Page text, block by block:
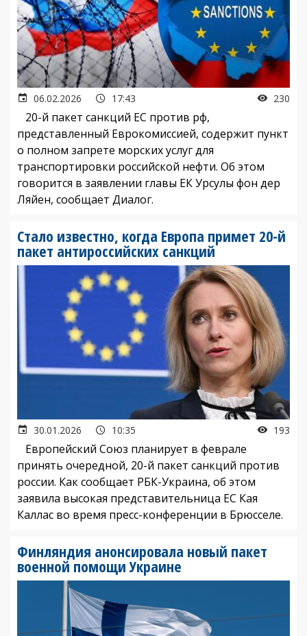
06.02.2026 17:43 230
20-й пакет санкций ЕС против рф,
представленный Еврокомиссией, содержит пункт
о полном запрете морских услуг для
транспортировки российской нефти. Об этом
говорится в заявлении главы ЕК Урсулы фон дер
Ляйен, сообщает Диалог.
Стало известно, когда Европа примет 20-й
пакет антироссийских санкций
30.01.2026 10:35 193
Европейский Союз планирует в феврале
принять очередной, 20-й пакет санкций против
россии. Как сообщает РБК-Украина, об этом
заявила высокая представительница ЕС Кая
Каллас во время пресс-конференции в Брюсселе.
Финляндия анонсировала новый пакет
военной помощи Украине